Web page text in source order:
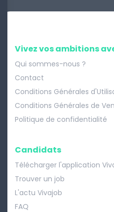
Vivez vos ambitions
Qui sommes-nous ?
Contact
Conditions Générales
Conditions Générales de
Politique de confidentialité
Candidats
Télécharger l'application
Trouver un job
L'actu Vivajob
FAQ